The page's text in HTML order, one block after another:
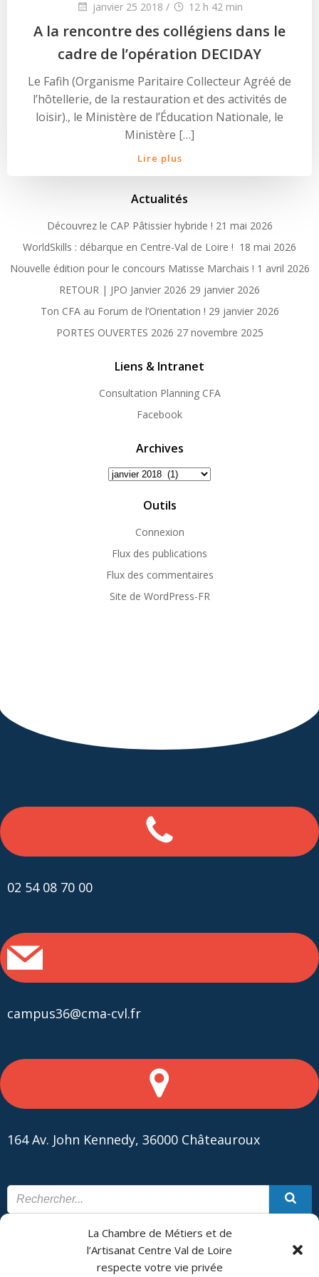
La Chambre de Métiers et de
l’Artisanat Centre Val de Loire
respecte votre vie privée
janvier 25 2018 / 12 h 42 min
A la rencontre des collégiens dans le
cadre de l’opération DECIDAY
Le Fafih (Organisme Paritaire Collecteur Agréé de
l’hôtellerie, de la restauration et des activités de
loisir)., le Ministère de l’Éducation Nationale, le
Ministère […]
Lire plus
Actualités
Découvrez le CAP Pâtissier hybride ! 21 mai 2026
WorldSkills : débarque en Centre-Val de Loire ! 18 mai 2026
Nouvelle édition pour le concours Matisse Marchais ! 1 avril 2026
RETOUR | JPO Janvier 2026 29 janvier 2026
Ton CFA au Forum de l’Orientation ! 29 janvier 2026
PORTES OUVERTES 2026 27 novembre 2025
Liens & Intranet
Consultation Planning CFA
Facebook
Archives
Archives
Outils
Connexion
Flux des publications
Flux des commentaires
Site de WordPress-FR
02 54 08 70 00
campus36@cma-cvl.fr
164 Av. John Kennedy, 36000 Châteauroux
CONTACT PLAN DU SITE
CMA Formation - Châteauroux est géré par la Chambre de